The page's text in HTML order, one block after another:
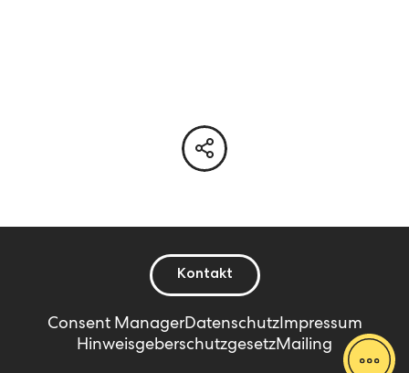
Consent ManagerDatenschutzImpressum
HinweisgeberschutzgesetzMailing
Kontakt